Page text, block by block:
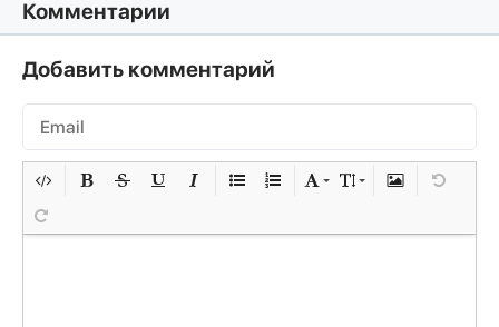
Комментарии
Добавить комментарий